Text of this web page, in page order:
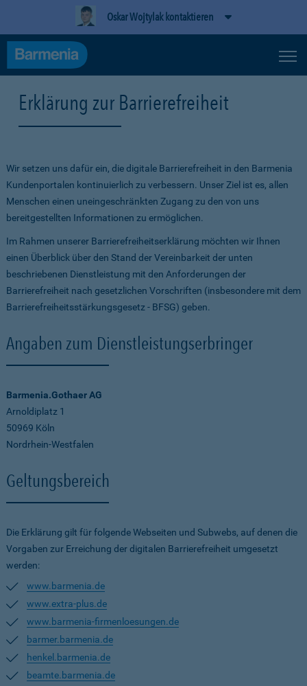
Oskar Wojtylak kontaktieren
Erklärung zur Barrierefreiheit
Wir setzen uns dafür ein, die digitale Barrierefreiheit in den Barmenia
Kundenportalen kontinuierlich zu verbessern. Unser Ziel ist es, allen
Menschen einen uneingeschränkten Zugang zu den von uns
bereitgestellten Informationen zu ermöglichen.
Im Rahmen unserer Barrierefreiheitserklärung möchten wir Ihnen
einen Überblick über den Stand der Vereinbarkeit der unten
beschriebenen Dienstleistung mit den Anforderungen der
Barrierefreiheit nach gesetzlichen Vorschriften (insbesondere mit dem
Barrierefreiheitsstärkungsgesetz - BFSG) geben.
Angaben zum Dienstleistungserbringer
Barmenia.Gothaer AG
Arnoldiplatz 1
50969 Köln
Nordrhein-Westfalen
Geltungsbereich
Die Erklärung gilt für folgende Webseiten und Subwebs, auf denen die
Vorgaben zur Erreichung der digitalen Barrierefreiheit umgesetzt
werden:
www.barmenia.de
www.extra-plus.de
www.barmenia-firmenloesungen.de
barmer.barmenia.de
henkel.barmenia.de
beamte.barmenia.de